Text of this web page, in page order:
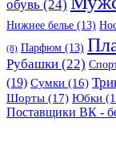
обувь (24)
Нижнее белье (13)
(8) Парфюм (13)
Рубашки (22)
(19) Сумки (16)
Шорты (17) Юбки
Поставщики ВК -